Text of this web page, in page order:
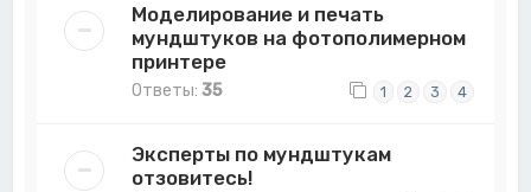
Моделирование и печать
мундштуков на фотополимерном
принтере
Ответы:35 1 2 3 4
Эксперты по мундштукам
отзовитесь!